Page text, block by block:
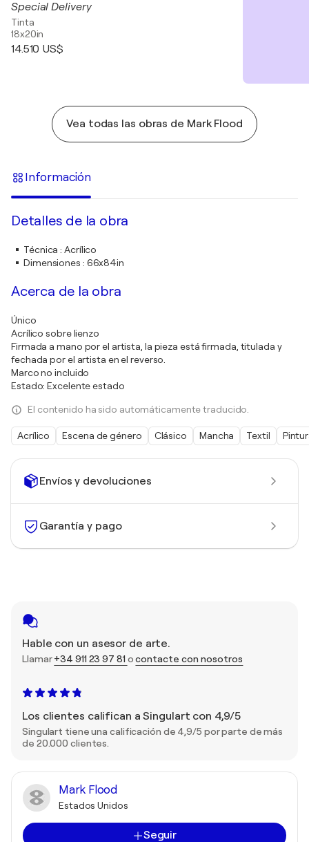
Envíos y devoluciones
Garantía y pago
Hable con un asesor de arte.
Llamar+34 911 23 97 81 ocontacte con nosotros
Los clientes califican a Singulart con 4,9/5
Singulart tiene una calificación de 4,9/5 por parte de más
de 20.000 clientes.
Mark Flood
Estados Unidos
Seguir
Special Delivery
Tinta
18x20in
14.510 US$
Vea todas las obras de Mark Flood
Información
Detalles de la obra
Técnica :Acrílico
Dimensiones : 66x84in
Acerca de la obra
Único
Acrílico sobre lienzo
Firmada a mano por el artista, la pieza está firmada, titulada y
fechada por el artista en el reverso.
Marco no incluido
Estado: Excelente estado
El contenido ha sido automáticamente traducido.
Acrílico Escena de género Clásico Mancha Textil